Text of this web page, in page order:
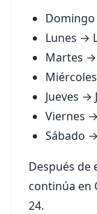
Lunes →
Martes
Jueves →
Viernes
Sábado
Después de
continúa en
24.